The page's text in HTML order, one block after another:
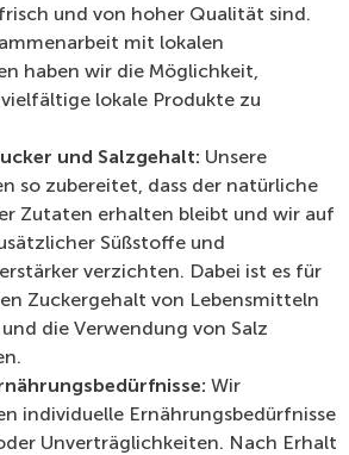
und von hoher Qualität sind.
mit lokalen
haben wir die Möglichkeit,
lokale Produkte zu
und Salzgehalt: Unsere
so zubereitet, dass der natürliche
Zutaten erhalten bleibt und wir auf
Süßstoffe und
verzichten. Dabei ist es für
Zuckergehalt von Lebensmitteln
die Verwendung von Salz
Wir
individuelle Ernährungsbedürfnisse
Unverträglichkeiten. Nach Erhalt